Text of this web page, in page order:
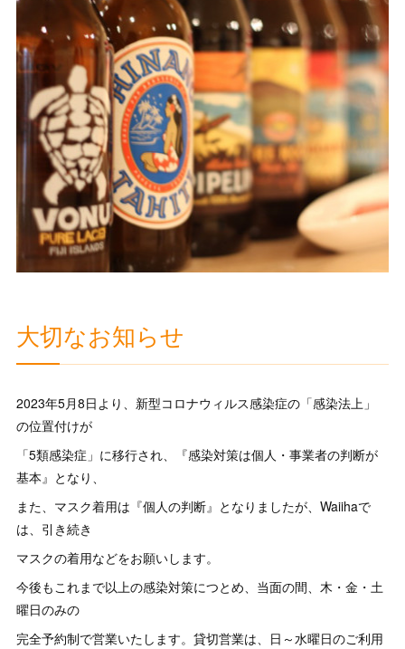
大切なお知らせ
2023年5月8日より、新型コロナウィルス感染症の「感染法上」
の位置付けが
「5類感染症」に移行され、『感染対策は個人・事業者の判断が
基本』となり、
また、マスク着用は『個人の判断』となりましたが、Waiihaで
は、引き続き
マスクの着用などをお願いします。
今後もこれまで以上の感染対策につとめ、当面の間、木・金・土
曜日のみの
完全予約制で営業いたします。貸切営業は、日～水曜日のご利用